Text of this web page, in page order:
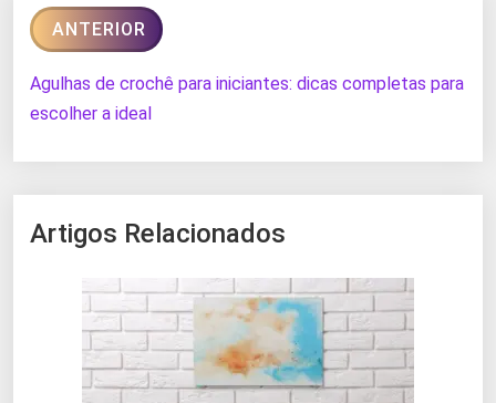
ANTERIOR
Agulhas de crochê para iniciantes: dicas completas para
escolher a ideal
Artigos Relacionados